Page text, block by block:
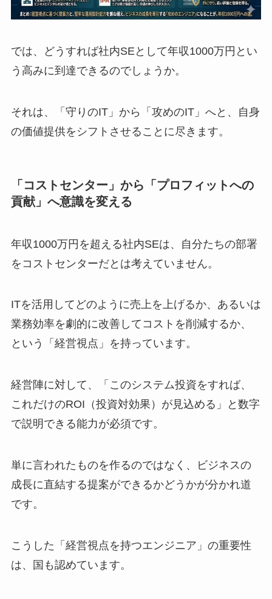
では、どうすれば社内SEとして年収1000万円とい
う高みに到達できるのでしょうか。
それは、「守りのIT」から「攻めのIT」へと、自身
の価値提供をシフトさせることに尽きます。
「コストセンター」から「プロフィットへの
貢献」へ意識を変える
年収1000万円を超える社内SEは、自分たちの部署
をコストセンターだとは考えていません。
ITを活用してどのように売上を上げるか、あるいは
業務効率を劇的に改善してコストを削減するか、
という「経営視点」を持っています。
経営陣に対して、「このシステム投資をすれば、
これだけのROI（投資対効果）が見込める」と数字
で説明できる能力が必須です。
単に言われたものを作るのではなく、ビジネスの
成長に直結する提案ができるかどうかが分かれ道
です。
こうした「経営視点を持つエンジニア」の重要性
は、国も認めています。